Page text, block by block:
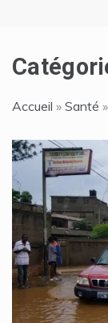
Accueil » Santé »